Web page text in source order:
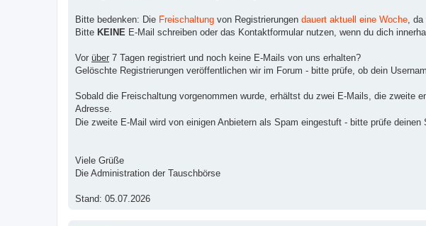
Bitte bedenken: Die Freischaltung von Registrierungen dauert aktuell eine Woche ,
Bitte KEINE E-Mail schreiben oder das Kontaktformular nutzen, wenn du dich
Vor über 7 Tagen registriert und noch keine E-Mails von uns erhalten?
Gelöschte Registrierungen veröffentlichen wir im Forum - bitte prüfe, ob dein
Sobald die Freischaltung vorgenommen wurde, erhältst du zwei E-Mails, die zweite
Adresse.
Die zweite E-Mail wird von einigen Anbietern als Spam eingestuft - bitte prüfe deinen
Viele Grüße
Die Administration der Tauschbörse
Stand: 05.07.2026